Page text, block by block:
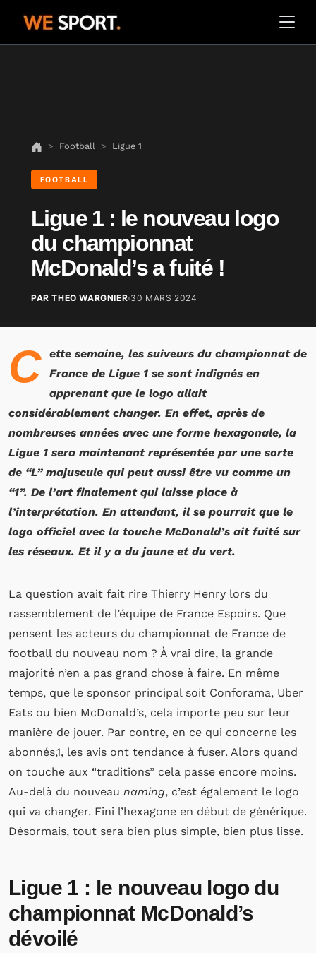
Football Ligue 1
FOOTBALL
Ligue 1 : le nouveau logo
du championnat
McDonald’s a fuité !
PAR THEO WARGNIER 30 MARS 2024
C
ette semaine, les suiveurs du championnat de
France de Ligue 1 se sont indignés en
apprenant que le logo allait
considérablement changer. En effet, après de
nombreuses années avec une forme hexagonale, la
Ligue 1 sera maintenant représentée par une sorte
de “L” majuscule qui peut aussi être vu comme un
“1”. De l’art finalement qui laisse place à
l’interprétation. En attendant, il se pourrait que le
logo officiel avec la touche McDonald’s ait fuité sur
les réseaux. Et il y a du jaune et du vert.
La question avait fait rire Thierry Henry lors du
rassemblement de l’équipe de France Espoirs. Que
pensent les acteurs du championnat de France de
football du nouveau nom ? À vrai dire, la grande
majorité n’en a pas grand chose à faire. En même
temps, que le sponsor principal soit Conforama, Uber
Eats ou bien McDonald’s, cela importe peu sur leur
manière de jouer. Par contre, en ce qui concerne les
abonnés,1, les avis ont tendance à fuser. Alors quand
on touche aux “traditions” cela passe encore moins.
Au-delà du nouveau naming, c’est également le logo
qui va changer. Fini l’hexagone en début de générique.
Désormais, tout sera bien plus simple, bien plus lisse.
Ligue 1 : le nouveau logo du
championnat McDonald’s
dévoilé